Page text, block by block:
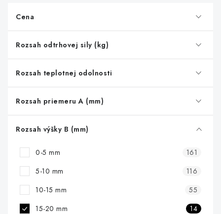
o
u
t
v
Cena
Rozsah odtrhovej sily (kg)
Rozsah teplotnej odolnosti
Rozsah priemeru A (mm)
Rozsah výšky B (mm)
0-5 mm
161
5-10 mm
116
10-15 mm
55
15-20 mm
14